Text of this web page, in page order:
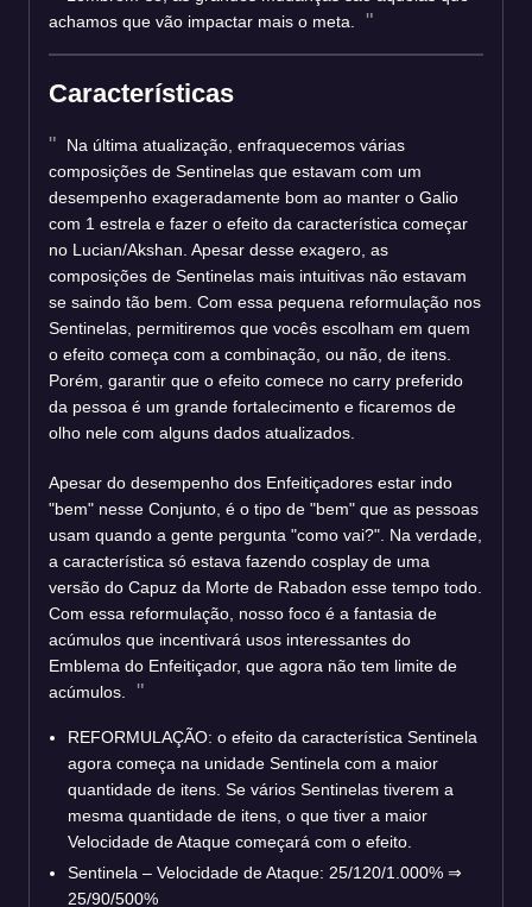
achamos que vão impactar mais o meta.
Características
Na última atualização, enfraquecemos várias
composições de Sentinelas que estavam com um
desempenho exageradamente bom ao manter o Galio
com 1 estrela e fazer o efeito da característica começar
no Lucian/Akshan. Apesar desse exagero, as
composições de Sentinelas mais intuitivas não estavam
se saindo tão bem. Com essa pequena reformulação nos
Sentinelas, permitiremos que vocês escolham em quem
o efeito começa com a combinação, ou não, de itens.
Porém, garantir que o efeito comece no carry preferido
da pessoa é um grande fortalecimento e ficaremos de
olho nele com alguns dados atualizados.
Apesar do desempenho dos Enfeitiçadores estar indo
"bem" nesse Conjunto, é o tipo de "bem" que as pessoas
usam quando a gente pergunta "como vai?". Na verdade,
a característica só estava fazendo cosplay de uma
versão do Capuz da Morte de Rabadon esse tempo todo.
Com essa reformulação, nosso foco é a fantasia de
acúmulos que incentivará usos interessantes do
Emblema do Enfeitiçador, que agora não tem limite de
acúmulos.
REFORMULAÇÃO: o efeito da característica Sentinela
agora começa na unidade Sentinela com a maior
quantidade de itens. Se vários Sentinelas tiverem a
mesma quantidade de itens, o que tiver a maior
Velocidade de Ataque começará com o efeito.
Sentinela – Velocidade de Ataque: 25/120/1.000% ⇒
25/90/500%